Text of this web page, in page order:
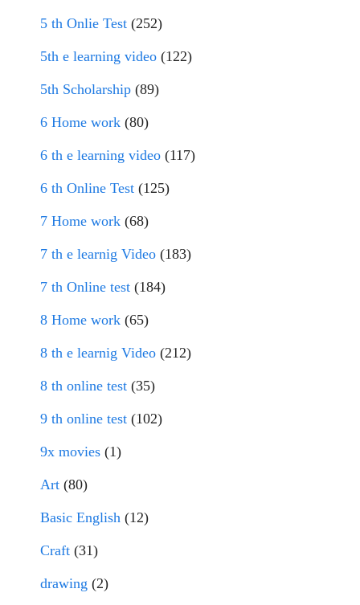
5 th Onlie Test (252)
5th e learning video (122)
5th Scholarship (89)
6 Home work (80)
6 th e learning video (117)
6 th Online Test (125)
7 Home work (68)
7 th e learnig Video (183)
7 th Online test (184)
8 Home work (65)
8 th e learnig Video (212)
8 th online test (35)
9 th online test (102)
9x movies (1)
Art (80)
Basic English (12)
Craft (31)
drawing (2)